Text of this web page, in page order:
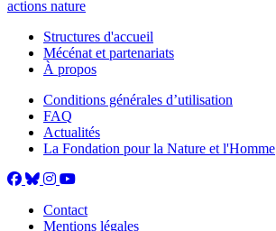
actions nature
Structures d'accueil
Mécénat et partenariats
À propos
Conditions générales d’utilisation
FAQ
Actualités
La Fondation pour la Nature et l'Homme
Contact
Mentions légales